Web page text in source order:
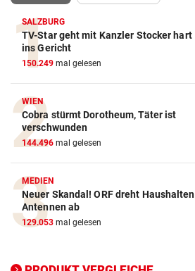
SALZBURG
TV-Star geht mit Kanzler Stocker hart
ins Gericht
150.249 mal gelesen
WIEN
Cobra stürmt Dorotheum, Täter ist
verschwunden
144.496 mal gelesen
MEDIEN
Neuer Skandal! ORF dreht Haushalten
Antennen ab
129.053 mal gelesen
Action-Cam Vergleich
ZUM VERGLEICH
Crosstrainer Vergleich
ZUM VERGLEICH
E-Bike Vergleich
Elektro-Scooter Vergleich
ZUM VERGLEICH
ZUM VERGLEICH